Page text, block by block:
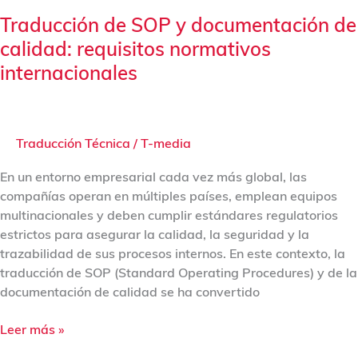
Traducción de SOP y documentación de
calidad: requisitos normativos
internacionales
Traducción Técnica / T-media
En un entorno empresarial cada vez más global, las
compañías operan en múltiples países, emplean equipos
multinacionales y deben cumplir estándares regulatorios
estrictos para asegurar la calidad, la seguridad y la
trazabilidad de sus procesos internos. En este contexto, la
traducción de SOP (Standard Operating Procedures) y de la
documentación de calidad se ha convertido
Leer más »